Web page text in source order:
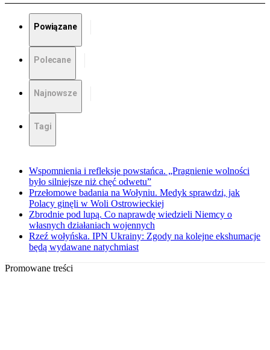
Powiązane
Polecane
Najnowsze
Tagi
Wspomnienia i refleksje powstańca. „Pragnienie wolności
było silniejsze niż chęć odwetu”
Przełomowe badania na Wołyniu. Medyk sprawdzi, jak
Polacy ginęli w Woli Ostrowieckiej
Zbrodnie pod lupą. Co naprawdę wiedzieli Niemcy o
własnych działaniach wojennych
Rzeź wołyńska. IPN Ukrainy: Zgody na kolejne ekshumacje
będą wydawane natychmiast
Promowane treści